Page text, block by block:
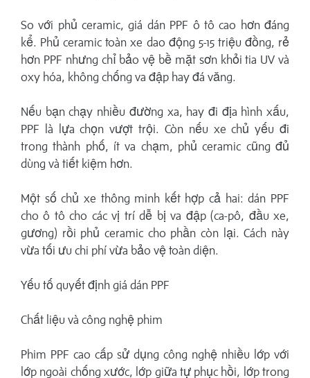
So với phủ ceramic, giá dán PPF ô tô cao hơn đáng
kể. Phủ ceramic toàn xe dao động 5-15 triệu đồng, rẻ
hơn PPF nhưng chỉ bảo vệ bề mặt sơn khỏi tia UV và
oxy hóa, không chống va đập hay đá văng.
Nếu bạn chạy nhiều đường xa, hay đi địa hình xấu,
PPF là lựa chọn vượt trội. Còn nếu xe chủ yếu đi
trong thành phố, ít va chạm, phủ ceramic cũng đủ
dùng và tiết kiệm hơn.
Một số chủ xe thông minh kết hợp cả hai: dán PPF
cho ô tô cho các vị trí dễ bị va đập (ca-pô, đầu xe,
gương) rồi phủ ceramic cho phần còn lại. Cách này
vừa tối ưu chi phí vừa bảo vệ toàn diện.
Yếu tố quyết định giá dán PPF
Chất liệu và công nghệ phim
Phim PPF cao cấp sử dụng công nghệ nhiều lớp với
lớp ngoài chống xước, lớp giữa tự phục hồi, lớp trong